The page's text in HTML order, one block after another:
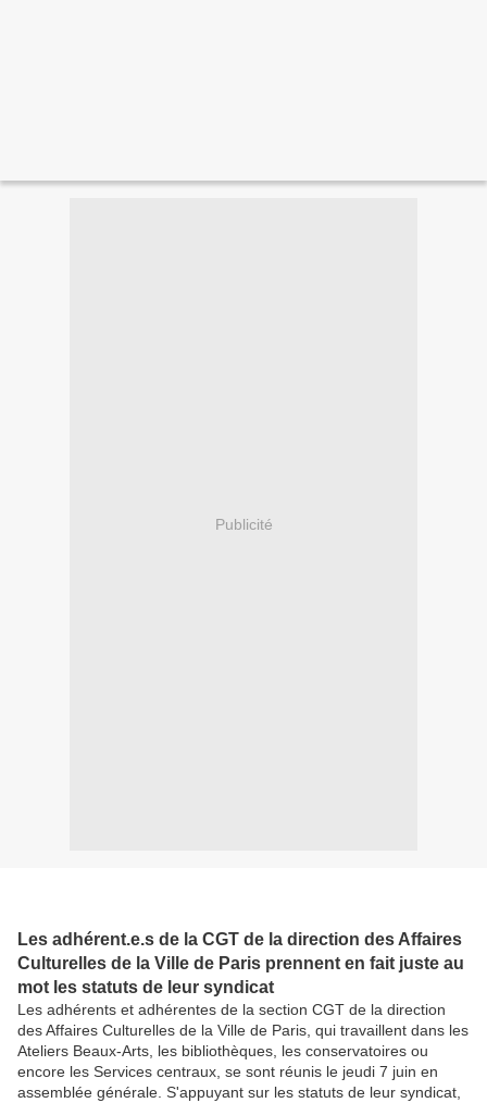
Publicité
Les adhérent.e.s de la CGT de la direction des Affaires
Culturelles de la Ville de Paris prennent en fait juste au
mot les statuts de leur syndicat
Les adhérents et adhérentes de la section CGT de la direction
des Affaires Culturelles de la Ville de Paris, qui travaillent dans les
Ateliers Beaux-Arts, les bibliothèques, les conservatoires ou
encore les Services centraux, se sont réunis le jeudi 7 juin en
assemblée générale. S'appuyant sur les statuts de leur syndicat,